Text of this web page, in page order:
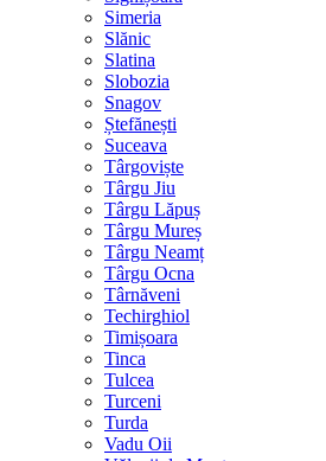
Simeria
Slănic
Slatina
Slobozia
Snagov
Ștefănești
Suceava
Târgoviște
Târgu Jiu
Târgu Lăpuș
Târgu Mureș
Târgu Neamț
Târgu Ocna
Târnăveni
Techirghiol
Timișoara
Tinca
Tulcea
Turceni
Turda
Vadu Oii